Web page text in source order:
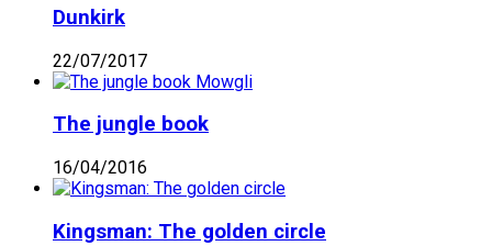
Dunkirk
22/07/2017
The jungle book
16/04/2016
Kingsman: The golden circle